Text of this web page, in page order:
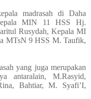
madrasah di Daha
MIN 11 HSS Hj.
Rusydah, Kepala MI
MTsN 9 HSS M. Taufik,
yang juga merupakan
antaralain, M.Rasyid,
Bahtiar, M. Syafi’I,